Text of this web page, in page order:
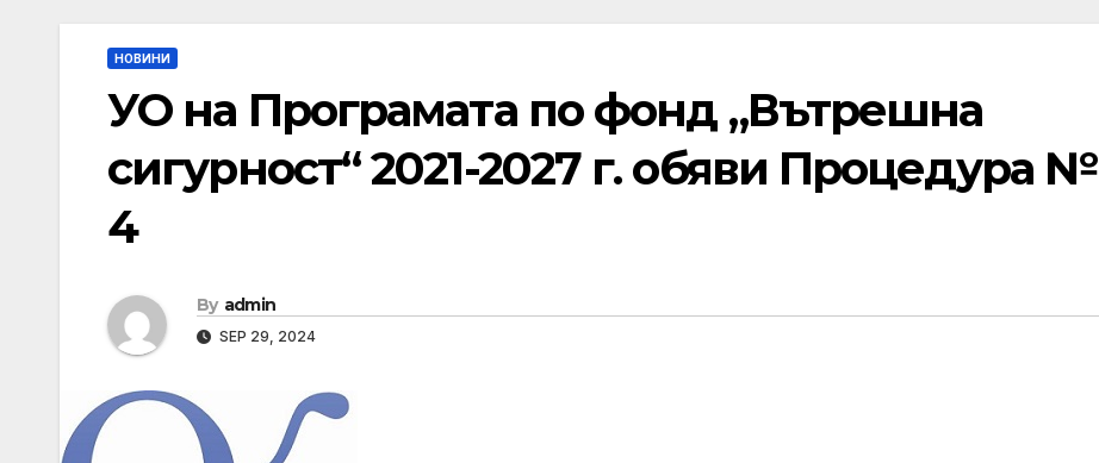
НОВИНИ
УО на Програмата по фонд „Вътрешна
сигурност“ 2021-2027 г. обяви Процедура №
4
By admin
SEP 29, 2024